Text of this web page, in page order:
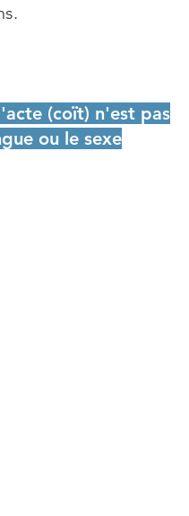
(coït) n'est pas
ou le sexe